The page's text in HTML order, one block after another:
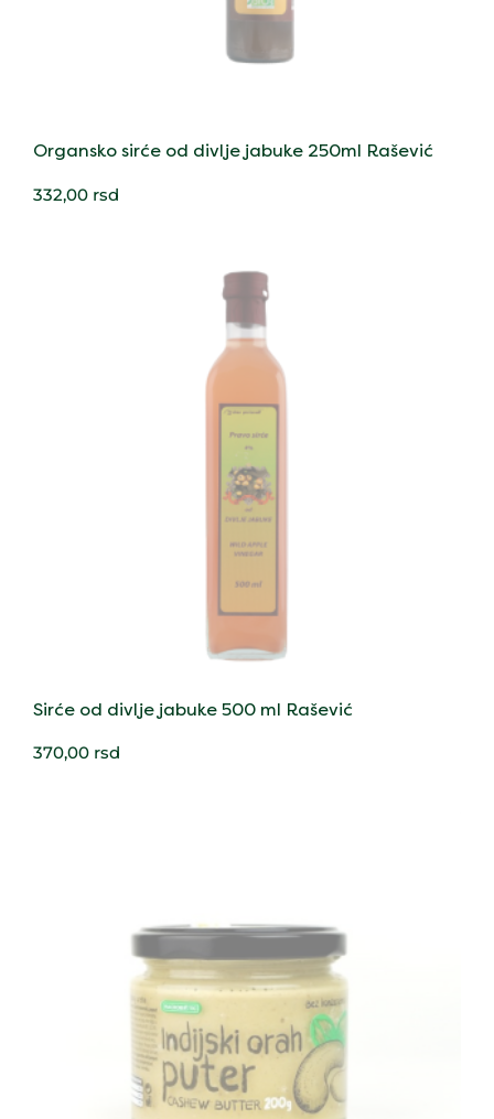
Organsko sirće od divlje jabuke 250ml Rašević
332,00 rsd
Sirće od divlje jabuke 500 ml Rašević
370,00 rsd